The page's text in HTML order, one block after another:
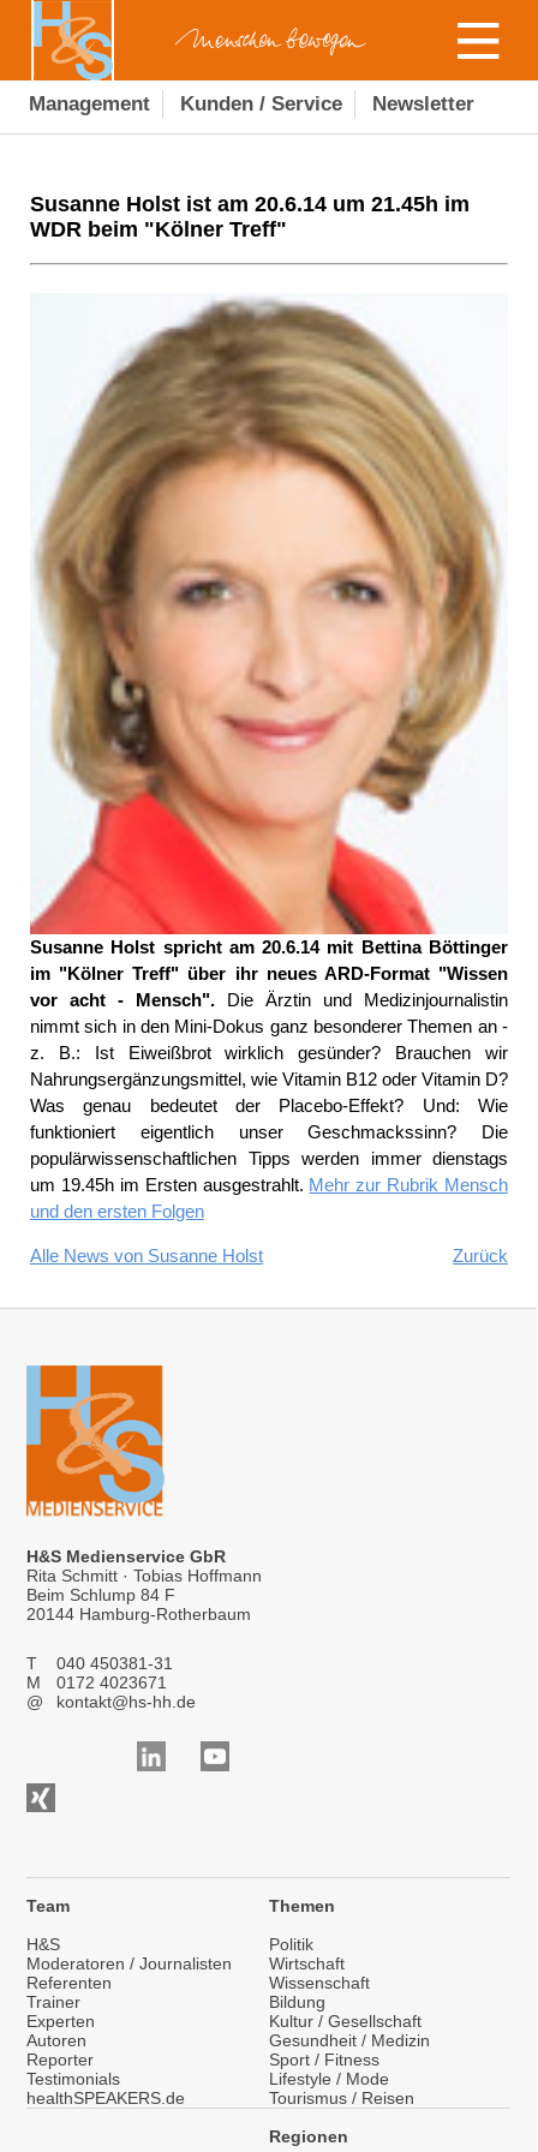
Management Kunden / Service Newsletter
Susanne Holst ist am 20.6.14 um 21.45h im
WDR beim "Kölner Treff"
Susanne Holst spricht am 20.6.14 mit Bettina Böttinger
im "Kölner Treff" über ihr neues ARD-Format "Wissen
vor acht - Mensch". Die Ärztin und Medizinjournalistin
nimmt sich in den Mini-Dokus ganz besonderer Themen an -
z. B.: Ist Eiweißbrot wirklich gesünder? Brauchen wir
Nahrungsergänzungsmittel, wie Vitamin B12 oder Vitamin D?
Was genau bedeutet der Placebo-Effekt? Und: Wie
funktioniert eigentlich unser Geschmackssinn? Die
populärwissenschaftlichen Tipps werden immer dienstags
um 19.45h im Ersten ausgestrahlt. Mehr zur Rubrik Mensch
und den ersten Folgen
Alle News von Susanne Holst Zurück
H&S Medienservice GbR
Rita Schmitt · Tobias Hoffmann
Beim Schlump 84 F
20144 Hamburg-Rotherbaum
T
040 450381-31
M
0172 4023671
@
kontakt@hs-hh.de
Team
H&S
Moderatoren / Journalisten
Referenten
Trainer
Experten
Autoren
Reporter
Testimonials
healthSPEAKERS.de
Themen
Politik
Wirtschaft
Wissenschaft
Bildung
Kultur / Gesellschaft
Gesundheit / Medizin
Sport / Fitness
Lifestyle / Mode
Tourismus / Reisen
Regionen